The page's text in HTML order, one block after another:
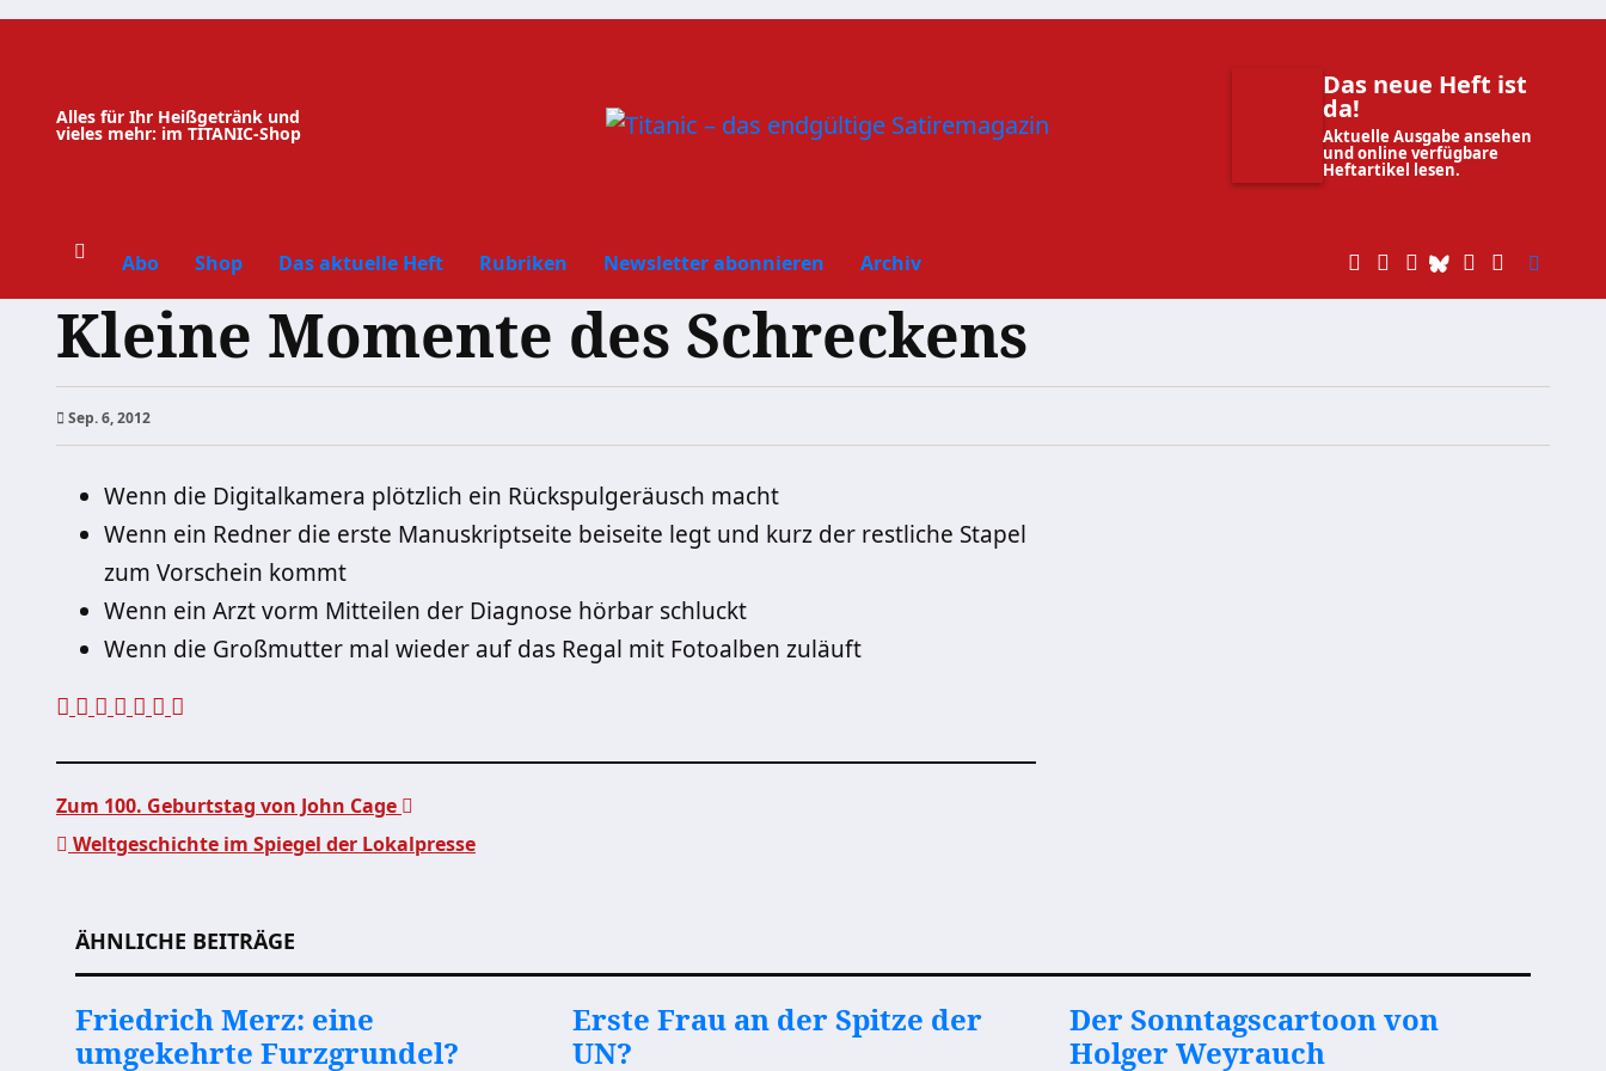
Zum
Alles für Ihr Heißgetränk und
vieles mehr: im TITANIC-Shop
Das neue Heft ist
da!
Aktuelle Ausgabe ansehen
und online verfügbare
Heftartikel lesen.
Abo Shop Das aktuelle Heft Rubriken Newsletter abonnieren Archiv
Kleine Momente des Schreckens
Sep. 6, 2012
Wenn die Digitalkamera plötzlich ein Rückspulgeräusch macht
Wenn ein Redner die erste Manuskriptseite beiseite legt und kurz der restliche Stapel
zum Vorschein kommt
Wenn ein Arzt vorm Mitteilen der Diagnose hörbar schluckt
Wenn die Großmutter mal wieder auf das Regal mit Fotoalben zuläuft
Zum 100. Geburtstag von John Cage
Weltgeschichte im Spiegel der Lokalpresse
ÄHNLICHE BEITRÄGE
Friedrich Merz: eine
umgekehrte Furzgrundel?
Erste Frau an der Spitze der
UN?
Der Sonntagscartoon von
Holger Weyrauch